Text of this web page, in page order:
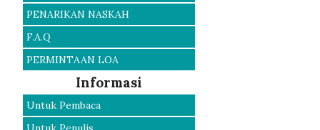
PENARIKAN NASKAH
F.A.Q
PERMINTAAN LOA
Informasi
Untuk Pembaca